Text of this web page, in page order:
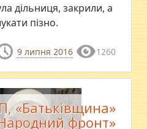
дільниця, закрили, а
пізно.
9 липня 2016 1260
«Батьківщина»
фронт»